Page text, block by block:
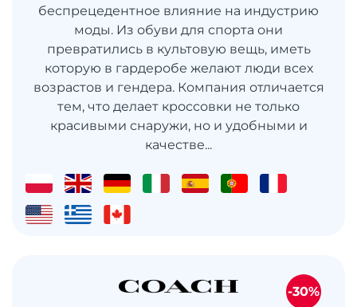
беспрецедентное влияние на индустрию
моды. Из обуви для спорта они
превратились в культовую вещь, иметь
которую в гардеробе желают люди всех
возрастов и гендера. Компания отличается
тем, что делает кроссовки не только
красивыми снаружи, но и удобными и
качестве...
-30%